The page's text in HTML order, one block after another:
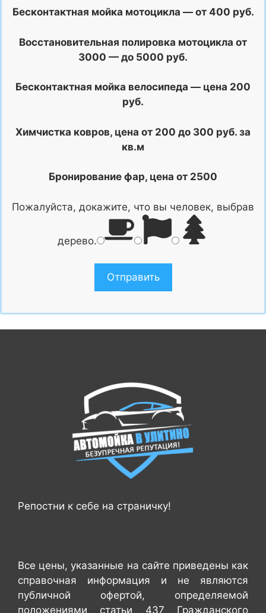
Бесконтактная мойка мотоцикла — от 400 руб.
Восстановительная полировка мотоцикла от
3000 — до 5000 руб.
Бесконтактная мойка велосипеда — цена 200
руб.
Химчистка ковров, цена от 200 до 300 руб. за
кв.м
Бронирование фар, цена от 2500
Пожалуйста, докажите, что вы человек, выбрав
дерево.
Репостни к себе на страничку!
Все цены, указанные на сайте приведены как
справочная информация и не являются
публичной офертой, определяемой
положениями статьи 437 Гражданского